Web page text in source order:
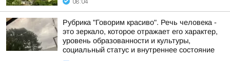
08:04
Рубрика "Говорим красиво". Речь человека -
это зеркало, которое отражает его характер,
уровень образованности и культуры,
социальный статус и внутреннее состояние